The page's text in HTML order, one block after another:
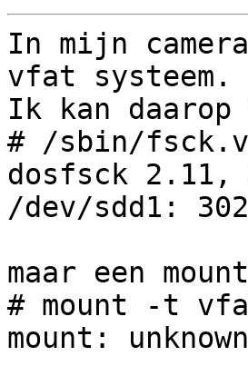
In mijn
vfat systeem.
Ik kan
# /sbin/
dosfsck 2.11,
/dev/sdd1:
maar een
# mount -t
mount: